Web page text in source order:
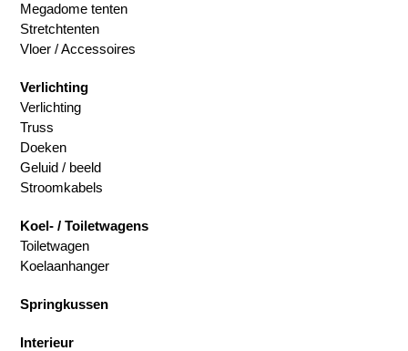
Megadome tenten
Stretchtenten
Vloer / Accessoires
Verlichting
Verlichting
Truss
Doeken
Geluid / beeld
Stroomkabels
Koel- / Toiletwagens
Toiletwagen
Koelaanhanger
Springkussen
Interieur